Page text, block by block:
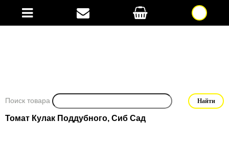
Поиск товара
Томат Кулак Поддубного, Сиб Сад